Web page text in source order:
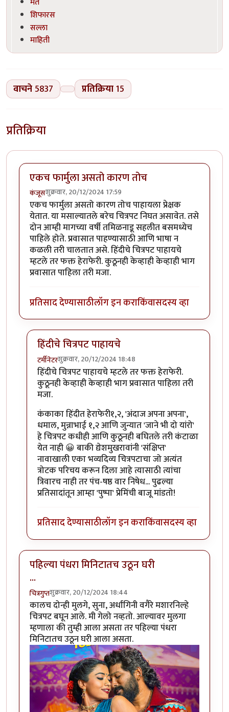
शिफारस
सल्ला
माहिती
वाचने5837 प्रतिक्रिया15
प्रतिक्रिया
एकच फार्मुला असतो कारण तोच
कंजूसशुक्रवार, 20/12/2024 17:59
एकच फार्मुला असतो कारण तोच पाहायला प्रेक्षक
येतात. या मसाल्यातले बरेच चित्रपट निघत असावेत. तसे
दोन आम्ही मागच्या वर्षी तमिळनाडू सहलीत बसमध्येच
पाहिले होते. प्रवासात पाहण्यासाठी आणि भाषा न
कळली तरी चालतात असे. हिंदीचे चित्रपट पाहायचे
म्हटले तर फक्त हेराफेरी. कुठूनही केव्हाही केव्हाही भाग
प्रवासात पाहिला तरी मजा.
प्रतिसाद देण्यासाठीलॉग इन कराकिंवासदस्य व्हा
हिंदीचे चित्रपट पाहायचे
टर्मीनेटरशुक्रवार, 20/12/2024 18:48
In reply toएकच फार्मुला असतो कारण तोचby
हिंदीचे चित्रपट पाहायचे म्हटले तर फक्त हेराफेरी.
कुठूनही केव्हाही केव्हाही भाग प्रवासात पाहिला तरी
मजा.
कंकाका हिंदीत हेराफेरी१,२, 'अंदाज अपना अपना',
धमाल, मुन्नाभाई १,२ आणि जुन्यात 'जाने भी दो यांरो'
हे चित्रपट कधीही आणि कुठूनही बघितले तरी कंटाळा
येत नाही 😀 बाकी द्येशमुखरावांनी 'संक्षिप्त'
नावाखाली एका भव्यदिव्य चित्रपटाचा जो अत्यंत
त्रोटक परिचय करून दिला आहे त्यासाठी त्यांचा
त्रिवारच नाही तर पंच-षष्ठ वार निषेध... पुढल्या
प्रतिसादांतून आम्हा 'पुष्पा' प्रेमिंची बाजू मांडतो!
प्रतिसाद देण्यासाठीलॉग इन कराकिंवासदस्य व्हा
पहिल्या पंधरा मिनिटातच उठून घरी
...
चित्रगुप्तशुक्रवार, 20/12/2024 18:44
कालच दोन्ही मुलगे, सुना, अर्धांगिनी वगैरे मशारनिल्हे
चित्रपट बघून आले. मी गेलो नव्हतो. आल्यावर मुलगा
म्हणाला की तुम्ही आला असता तर पहिल्या पंधरा
मिनिटातच उठून घरी आला असता.